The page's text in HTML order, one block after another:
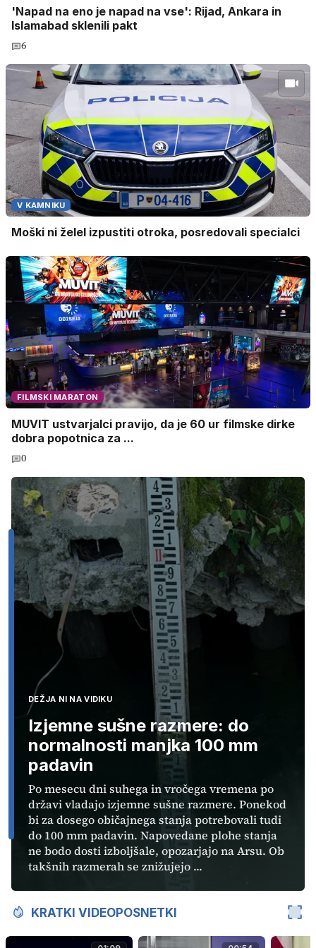
'Napad na eno je napad na vse': Rijad, Ankara in
Islamabad sklenili pakt
6
V KAMNIKU
Moški ni želel izpustiti otroka, posredovali specialci
FILMSKI MARATON
MUVIT ustvarjalci pravijo, da je 60 ur filmske dirke
dobra popotnica za ...
0
DEŽJA NI NA VIDIKU
Izjemne sušne razmere: do
normalnosti manjka 100 mm
padavin
Po mesecu dni suhega in vročega vremena po
državi vladajo izjemne sušne razmere. Ponekod
bi za dosego običajnega stanja potrebovali tudi
do 100 mm padavin. Napovedane plohe stanja
ne bodo dosti izboljšale, opozarjajo na Arsu. Ob
takšnih razmerah se znižujejo ...
KRATKI VIDEOPOSNETKI